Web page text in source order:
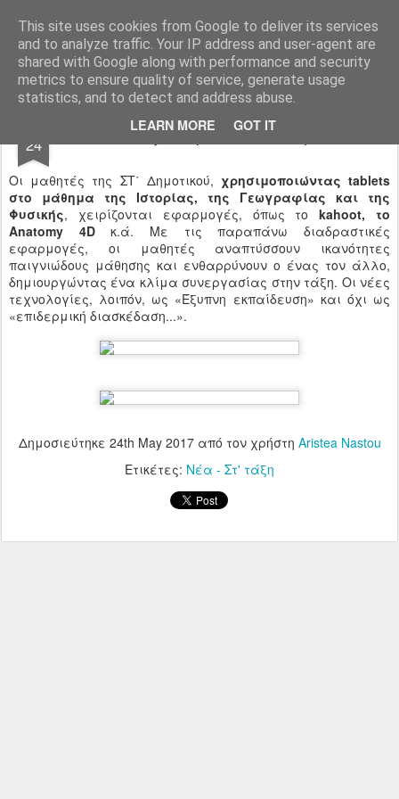
This site uses cookies from Google to deliver its services
and to analyze traffic. Your IP address and user-agent are
shared with Google along with performance and security
metrics to ensure quality of service, generate usage
statistics, and to detect and address abuse.
LEARN MORE GOT IT
Ιδιωτικό Δημοτικό Σχολείο "Ι.Μ.ΔΕΛΑΣΑΛ"
24 «Έξυπνη εκπαίδευση»
Οι μαθητές της ΣΤ΄ Δημοτικού, χρησιμοποιώντας tablets
στο μάθημα της Ιστορίας, της Γεωγραφίας και της
Φυσικής, χειρίζονται εφαρμογές, όπως τοkahoot, το
Anatomy 4Dκ.ά. Με τις παραπάνω διαδραστικές
εφαρμογές, οι μαθητές αναπτύσσουν ικανότητες
παιγνιώδους μάθησης και ενθαρρύνουν ο ένας τον άλλο,
δημιουργώντας ένα κλίμα συνεργασίας στην τάξη. Οι νέες
τεχνολογίες, λοιπόν, ως «Έξυπνη εκπαίδευση» και όχι ως
«επιδερμική διασκέδαση...».
Δημοσιεύτηκε 24th May 2017από τον χρήστη Aristea Nastou
Ετικέτες: Νέα - Στ' τάξη